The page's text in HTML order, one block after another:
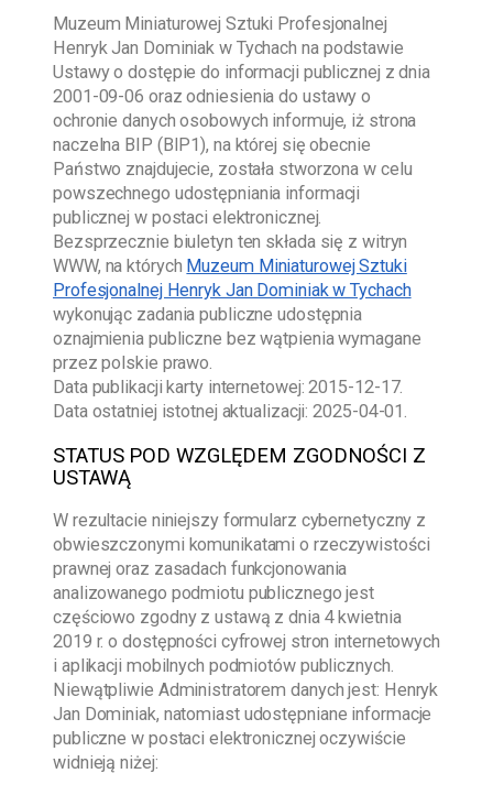
Muzeum Miniaturowej Sztuki Profesjonalnej
Henryk Jan Dominiak w Tychach na podstawie
Ustawy o dostępie do informacji publicznej z dnia
2001-09-06 oraz odniesienia do ustawy o
ochronie danych osobowych informuje, iż strona
naczelna BIP (BIP1), na której się obecnie
Państwo znajdujecie, została stworzona w celu
powszechnego udostępniania informacji
publicznej w postaci elektronicznej.
Bezsprzecznie biuletyn ten składa się z witryn
WWW, na których Muzeum Miniaturowej Sztuki
Profesjonalnej Henryk Jan Dominiak w Tychach
wykonując zadania publiczne udostępnia
oznajmienia publiczne bez wątpienia wymagane
przez polskie prawo.
Data publikacji karty internetowej:2015-12-17.
Data ostatniej istotnej aktualizacji:2025-04-01.
STATUS POD WZGLĘDEM ZGODNOŚCI Z
USTAWĄ
W rezultacie niniejszy formularz cybernetyczny z
obwieszczonymi komunikatami o rzeczywistości
prawnej oraz zasadach funkcjonowania
analizowanego podmiotu publicznego jest
częściowo zgodny z ustawą z dnia 4 kwietnia
2019 r. o dostępności cyfrowej stron internetowych
i aplikacji mobilnych podmiotów publicznych.
Niewątpliwie Administratorem danych jest: Henryk
Jan Dominiak, natomiast udostępniane informacje
publiczne w postaci elektronicznej oczywiście
widnieją niżej: